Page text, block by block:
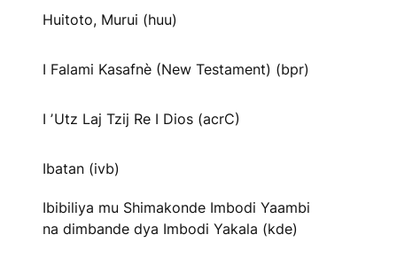
Huitoto, Murui (huu)
I Falami Kasafnè (New Testament) (bpr)
I ʼUtz Laj Tzij Re I Dios (acrC)
Ibatan (ivb)
Ibibiliya mu Shimakonde Imbodi Yaambi
na dimbande dya Imbodi Yakala (kde)